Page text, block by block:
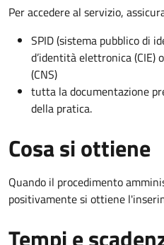
Per accedere al servizio,
SPID (sistema pubblico di
d’identità elettronica (CIE)
(CNS)
tutta la documentazione
della pratica.
Cosa si ottiene
Quando il procedimento
positivamente si ottiene